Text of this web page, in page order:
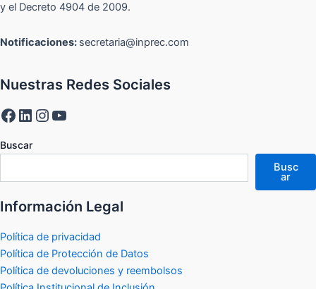
y el Decreto 4904 de 2009.
Notificaciones: secretaria@inprec.com
Nuestras Redes Sociales
Buscar
Busc
ar
Información Legal
Política de privacidad
Política de Protección de Datos
Política de devoluciones y reembolsos